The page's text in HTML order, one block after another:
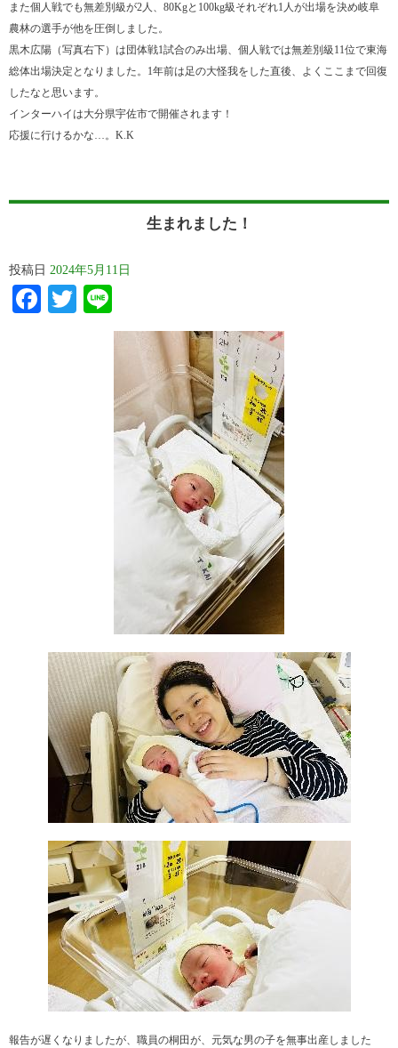
また個人戦でも無差別級が2人、80Kgと100kg級それぞれ1人が出場を決め岐阜
農林の選手が他を圧倒しました。
黒木広陽（写真右下）は団体戦1試合のみ出場、個人戦では無差別級11位で東海
総体出場決定となりました。1年前は足の大怪我をした直後、よくここまで回復
したなと思います。
インターハイは大分県宇佐市で開催されます！
応援に行けるかな…。K.K
生まれました！
投稿日 2024年5月11日
Facebook
Twitter
報告が遅くなりましたが、職員の桐田が、元気な男の子を無事出産しました